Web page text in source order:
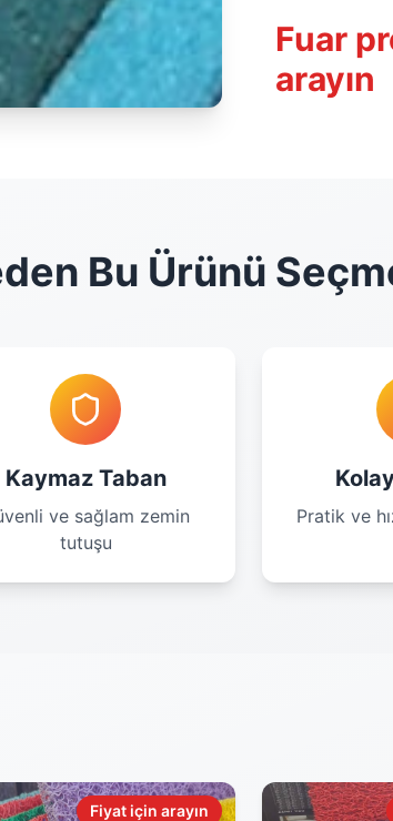
Fuar
arayın
Bu Ürünü
Kaymaz Taban
ve sağlam zemin
tutuşu
Pratik ve
Fiyat için arayın